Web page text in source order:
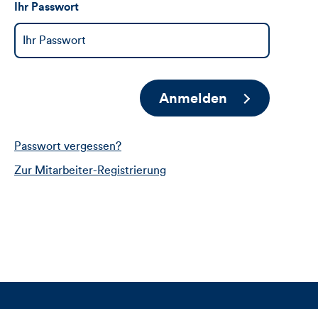
Ihr Passwort
Anmelden
Passwort vergessen?
Zur Mitarbeiter-Registrierung